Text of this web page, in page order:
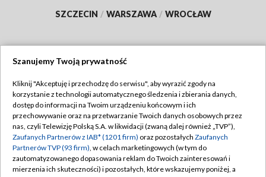
SZCZECIN / WARSZAWA / WROCŁAW
TVP
Abonament TVP
Emisja w TVP
Centrum informacji TVP
Naziemna Telewizja Cyfrowa
Regulamin TVP
Polityka prywatności
Moje zgody
Szanujemy Twoją prywatność
Kliknij "Akceptuję i przechodzę do serwisu", aby wyrazić zgody na
korzystanie z technologii automatycznego śledzenia i zbierania danych,
dostęp do informacji na Twoim urządzeniu końcowym i ich
przechowywanie oraz na przetwarzanie Twoich danych osobowych przez
nas, czyli Telewizję Polską S.A. w likwidacji (zwaną dalej również „TVP”),
Zaufanych Partnerów z IAB* (1201 firm) oraz pozostałych Zaufanych
Partnerów TVP (93 firm), w celach marketingowych (w tym do
zautomatyzowanego dopasowania reklam do Twoich zainteresowań i
mierzenia ich skuteczności) i pozostałych, które wskazujemy poniżej, a